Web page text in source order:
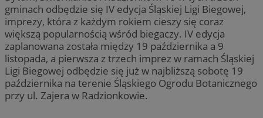
gminach odbędzie się IV edycja Śląskiej Ligi Biegowej,
imprezy, która z każdym rokiem cieszy się coraz
większą popularnością wśród biegaczy. IV edycja
zaplanowana została między 19 października a 9
listopada, a pierwsza z trzech imprez w ramach Śląskiej
Ligi Biegowej odbędzie się już w najbliższą sobotę 19
października na terenie Śląskiego Ogrodu Botanicznego
przy ul. Zajera w Radzionkowie.